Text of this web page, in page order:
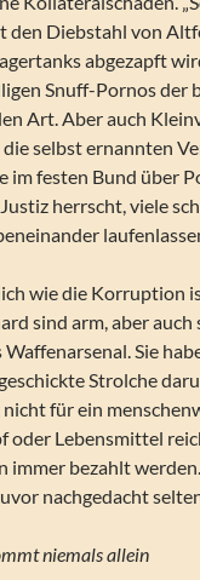
den Diebstahl von
abgezapft
Snuff-Pornos der
Art. Aber auch
selbst ernannten
im festen Bund über
herrscht, viele
wie die Korruption
sind arm, aber auch
Sie
Strolche
nicht für ein
oder Lebensmittel
immer bezahlt
nachgedacht
niemals allein